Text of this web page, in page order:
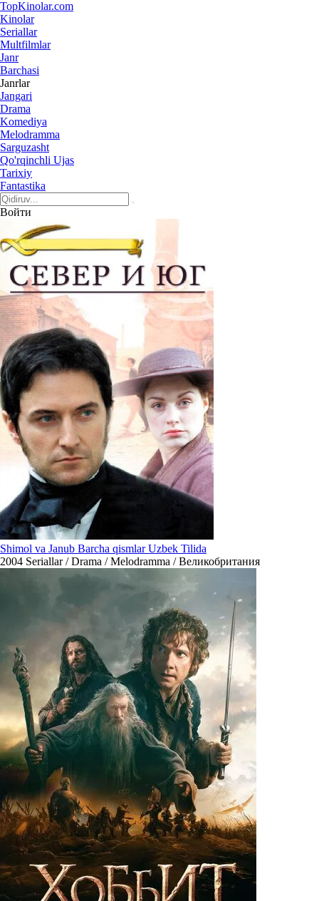
TopKinolar.com
Kinolar
Seriallar
Multfilmlar
Janr
Barchasi
Janrlar
Jangari
Drama
Komediya
Melodramma
Sarguzasht
Qo'rqinchli Ujas
Tarixiy
Fantastika
Войти
Shimol va Janub Barcha qismlar Uzbek Tilida
2004 Seriallar / Drama / Melodramma / Великобритания